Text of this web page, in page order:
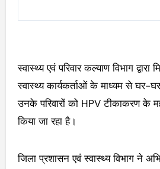
स्वास्थ्य एवं परिवार कल्याण विभाग द्वारा
स्वास्थ्य कार्यकर्ताओं के माध्यम से घर-
उनके परिवारों को HPV टीकाकरण के
किया जा रहा है।
जिला प्रशासन एवं स्वास्थ्य विभाग ने